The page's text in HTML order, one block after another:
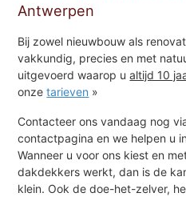
Antwerpen
Bij zowel nieuwbouw als
vakkundig, precies en met
uitgevoerd waarop ualtijd 10
onzetarieven »
Contacteer ons vandaag nog
contactpagina en we helpen u
Wanneer u voor ons kiest en
dakdekkers werkt, dan is de
klein. Ook de doe-het-zelver,